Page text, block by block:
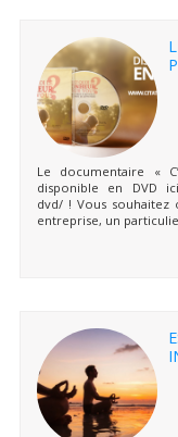
Le documentaire «
disponible en DVD
dvd/ ! Vous
entreprise, un